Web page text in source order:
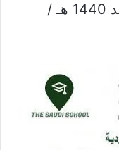
بطاقة زيارة مدرسية تصميم جديد 1440 هـ /